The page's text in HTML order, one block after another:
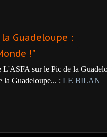
Guadeloupe :
!"
L'ASFA sur le Pic de la
la Guadeloupe... : LE BILAN